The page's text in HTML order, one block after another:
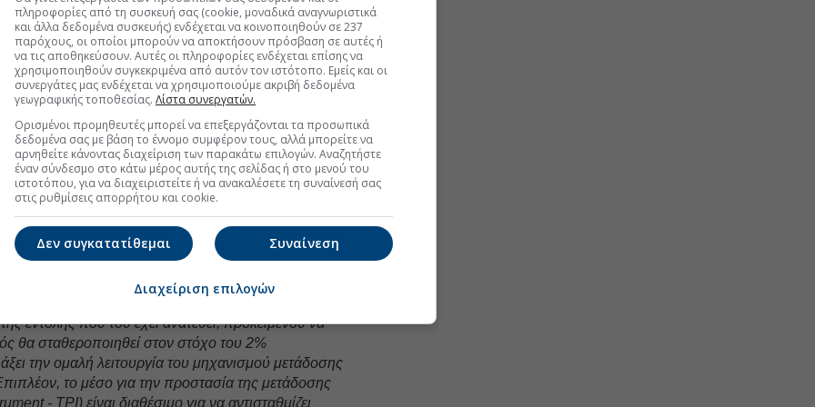
εξελίξεις με την υπογραφη εγκυρότητας του Euro2day.gr
FOLLOW US
Ακολουθήστε τη σελίδα τουEuro2day.grστοLinkedin
ενεργητικού (APP) και
στοιχείων ενεργητικού λόγω
μειώνονται με μετρημένο και προβλέψιμο ρυθμό,
πλέον τα ποσά από την εξόφληση
έτοιμο να προσαρμόσει όλα τα μέσα που έχει στη
εντολής που του έχει ανατεθεί, προκειμένου να
θα σταθεροποιηθεί στον στόχο του 2%
την ομαλή λειτουργία του μηχανισμού μετάδοσης
το μέσο για την προστασία της μετάδοσης
- TPI) είναι διαθέσιμο για να αντισταθμίζει
πληροφορίες από τη συσκευή σας (cookie, μοναδικά αναγνωριστικά
και άλλα δεδομένα συσκευής) ενδέχεται να κοινοποιηθούν σε 237
παρόχους, οι οποίοι μπορούν να αποκτήσουν πρόσβαση σε αυτές ή
να τις αποθηκεύσουν. Αυτές οι πληροφορίες ενδέχεται επίσης να
χρησιμοποιηθούν συγκεκριμένα από αυτόν τον ιστότοπο. Εμείς και οι
συνεργάτες μας ενδέχεται να χρησιμοποιούμε ακριβή δεδομένα
γεωγραφικής τοποθεσίας. Λίστα συνεργατών.
Ορισμένοι προμηθευτές μπορεί να επεξεργάζονται τα προσωπικά
δεδομένα σας με βάση το έννομο συμφέρον τους, αλλά μπορείτε να
αρνηθείτε κάνοντας διαχείριση των παρακάτω επιλογών. Αναζητήστε
έναν σύνδεσμο στο κάτω μέρος αυτής της σελίδας ή στο μενού του
ιστοτόπου, για να διαχειριστείτε ή να ανακαλέσετε τη συναίνεσή σας
στις ρυθμίσεις απορρήτου και cookie.
Συναίνεση
Δεν συγκατατίθεμαι
Διαχείριση επιλογών